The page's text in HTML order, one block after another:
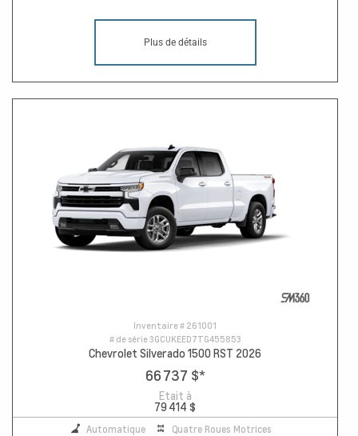
Plus de détails
Inventaire # 261001
# de série3GCUKEED7TG455853
Chevrolet Silverado 1500 RST 2026
66 737 $*
Etait à
79 414 $
Automatique Quatre Roues Motrices